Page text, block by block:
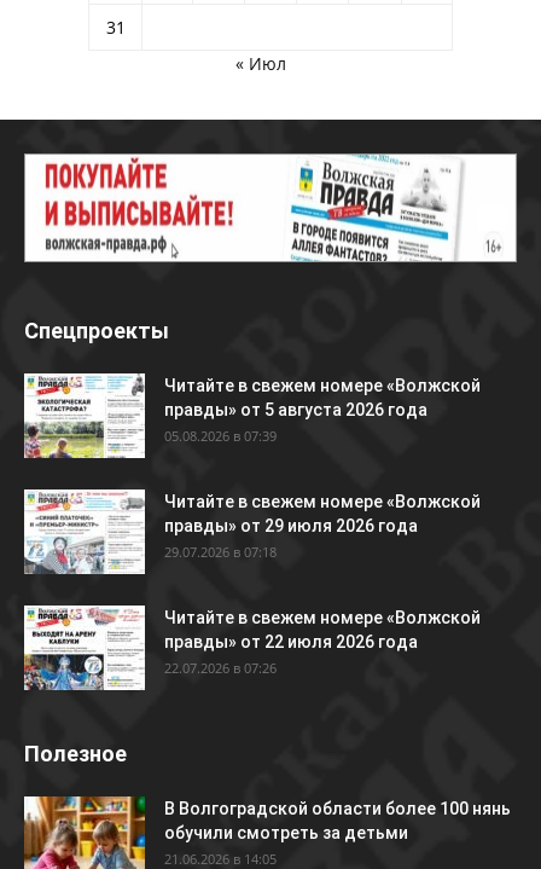
31
« Июл
Спецпроекты
Читайте в свежем номере «Волжской
правды» от 5 августа 2026 года
05.08.2026 в 07:39
Читайте в свежем номере «Волжской
правды» от 29 июля 2026 года
29.07.2026 в 07:18
Читайте в свежем номере «Волжской
правды» от 22 июля 2026 года
22.07.2026 в 07:26
Полезное
В Волгоградской области более 100 нянь
обучили смотреть за детьми
21.06.2026 в 14:05